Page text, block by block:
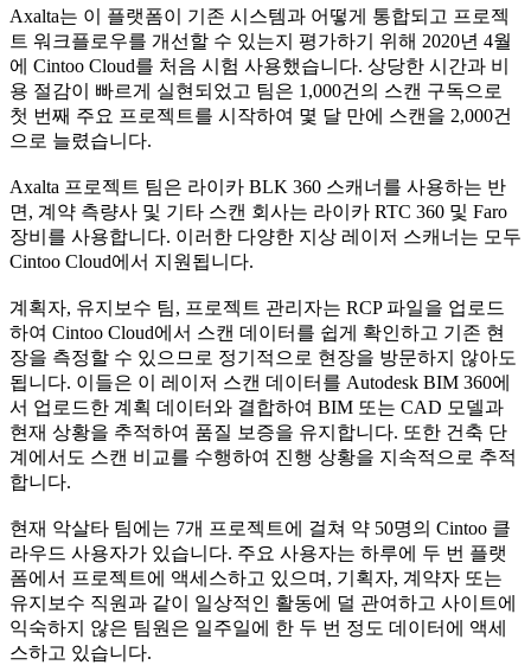
Axalta는 이 플랫폼이 기존 시스템과 어떻게 통합되고 프로젝
트 워크플로우를 개선할 수 있는지 평가하기 위해 2020년 4월
에 Cintoo Cloud를 처음 시험 사용했습니다. 상당한 시간과 비
용 절감이 빠르게 실현되었고 팀은 1,000건의 스캔 구독으로
첫 번째 주요 프로젝트를 시작하여 몇 달 만에 스캔을 2,000건
으로 늘렸습니다.
Axalta 프로젝트 팀은 라이카 BLK 360 스캐너를 사용하는 반
면, 계약 측량사 및 기타 스캔 회사는 라이카 RTC 360 및 Faro
장비를 사용합니다. 이러한 다양한 지상 레이저 스캐너는 모두
Cintoo Cloud에서 지원됩니다.
계획자, 유지보수 팀, 프로젝트 관리자는 RCP 파일을 업로드
하여 Cintoo Cloud에서 스캔 데이터를 쉽게 확인하고 기존 현
장을 측정할 수 있으므로 정기적으로 현장을 방문하지 않아도
됩니다. 이들은 이 레이저 스캔 데이터를 Autodesk BIM 360에
서 업로드한 계획 데이터와 결합하여 BIM 또는 CAD 모델과
현재 상황을 추적하여 품질 보증을 유지합니다. 또한 건축 단
계에서도 스캔 비교를 수행하여 진행 상황을 지속적으로 추적
합니다.
현재 악살타 팀에는 7개 프로젝트에 걸쳐 약 50명의 Cintoo 클
라우드 사용자가 있습니다. 주요 사용자는 하루에 두 번 플랫
폼에서 프로젝트에 액세스하고 있으며, 기획자, 계약자 또는
유지보수 직원과 같이 일상적인 활동에 덜 관여하고 사이트에
익숙하지 않은 팀원은 일주일에 한 두 번 정도 데이터에 액세
스하고 있습니다.